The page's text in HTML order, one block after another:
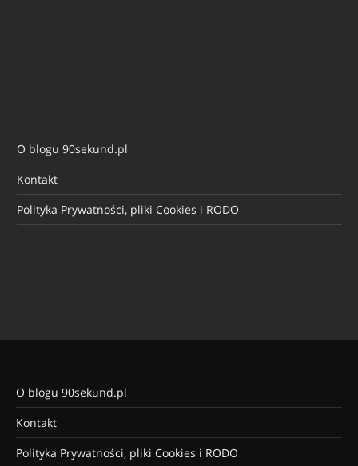
O blogu 90sekund.pl
Kontakt
Polityka Prywatności, pliki Cookies i RODO
O blogu 90sekund.pl
Kontakt
Polityka Prywatności, pliki Cookies i RODO